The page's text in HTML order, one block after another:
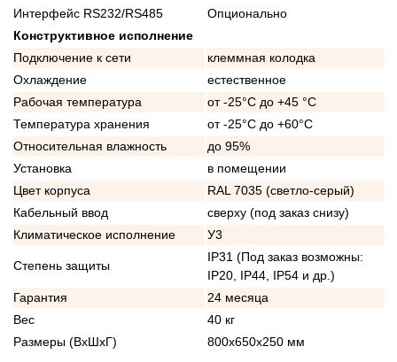
Интерфейс RS232/RS485
Опционально
Конструктивное исполнение
Подключение к сети
клеммная колодка
Охлаждение
естественное
Рабочая температура
от -25°C до +45 °C
Температура хранения
от -25°C до +60°C
Относительная влажность
до 95%
Установка
в помещении
Цвет корпуса
RAL 7035 (светло-серый)
Кабельный ввод
сверху (под заказ снизу)
Климатическое исполнение
У3
Степень защиты
IP31 (Под заказ возможны:
IP20, IP44, IP54 и др.)
Гарантия
24 месяца
Вес
40 кг
Размеры (ВхШхГ)
800х650х250 мм